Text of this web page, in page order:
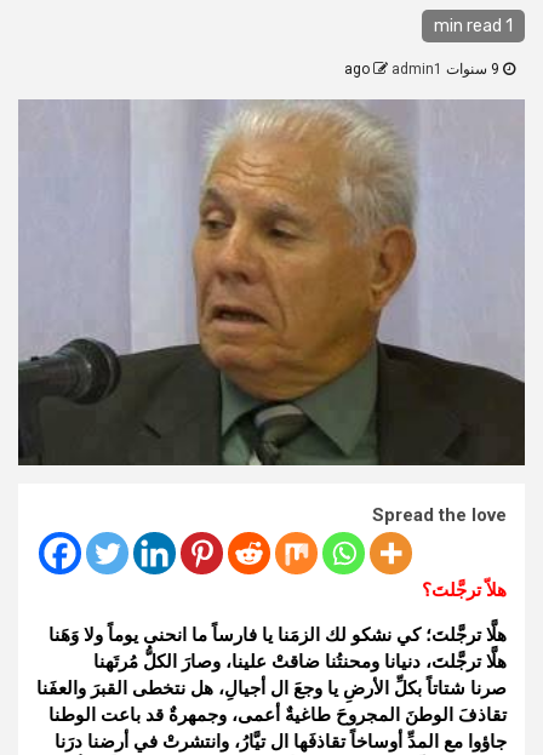
1 min read
admin1
Spread the love
هلاّ ترجَّلتَ؟
هلَّا ترجَّلتَ؛ كي نشكو لك الزمَنا يا فارساً ما انحنى يوماً ولا وَهَنا
هلَّا ترجَّلتَ، دنيانا ومحنتُنا ضاقتْ علينا، وصارَ الكلُّ مُرتَهنا
صرنا شتاتاً بكلِّ الأرضِ يا وجعَ ال أجيالِ، هل نتخطى القبرَ والعفَنا
تقاذفَ الوطنَ المجروحَ طاغيةٌ أعمى، وجمهرةٌ قد باعت الوطنا
جاؤوا مع المدِّ أوساخاً تقاذفَها ال تيَّارُ، وانتشرتْ في أرضنا درَنا